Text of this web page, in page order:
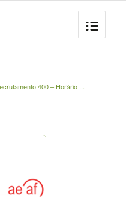
400 – Horário ...